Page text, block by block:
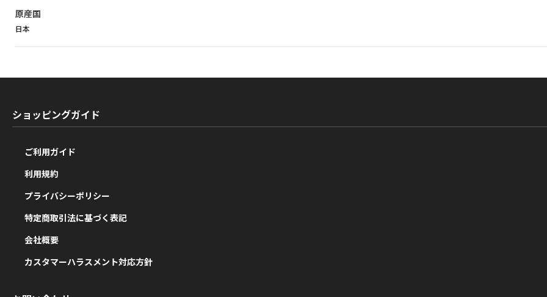
原産国
日本
ショッピングガイド
ご利用ガイド
利用規約
プライバシーポリシー
特定商取引法に基づく表記
会社概要
カスタマーハラスメント対応方針